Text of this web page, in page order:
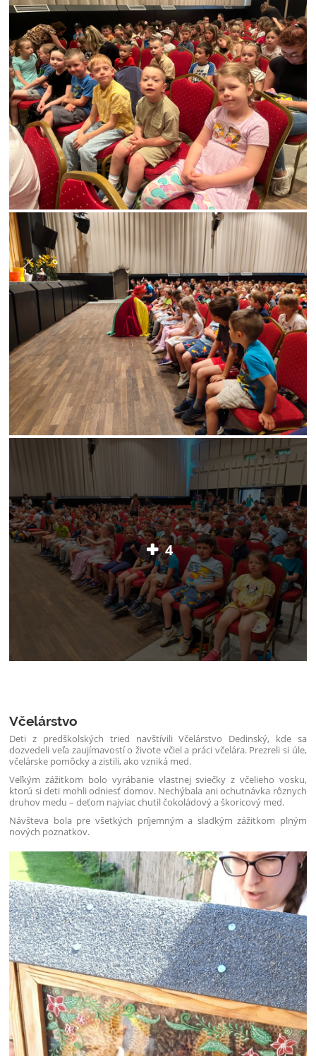
4
Včelárstvo
Deti z predškolských tried navštívili Včelárstvo Dedinský, kde sa
dozvedeli veľa zaujímavostí o živote včiel a práci včelára. Prezreli si úle,
včelárske pomôcky a zistili, ako vzniká med.
Veľkým zážitkom bolo vyrábanie vlastnej sviečky z včelieho vosku,
ktorú si deti mohli odniesť domov. Nechýbala ani ochutnávka rôznych
druhov medu – deťom najviac chutil čokoládový a škoricový med.
Návšteva bola pre všetkých príjemným a sladkým zážitkom plným
nových poznatkov.